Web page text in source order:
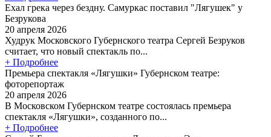
Ехал грека через бездну. Самуркас поставил "Лягушек" у
Безрукова
20 апреля 2026
Худрук Московского Губернского театра Сергей Безруков
считает, что новый спектакль по...
+ Подробнее
Премьера спектакля «Лягушки» Губернском театре:
фоторепортаж
20 апреля 2026
В Московском Губернском театре состоялась премьера
спектакля «Лягушки», созданного по...
+ Подробнее